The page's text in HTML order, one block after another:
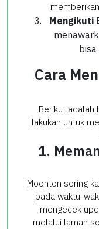
Mengikuti
Cara
Berikut adalah
lakukan untuk
1.
Moonton sering
pada waktu-
mengecek
melalui laman